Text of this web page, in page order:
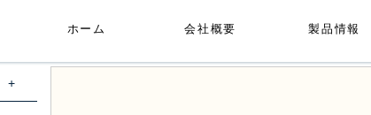
ホーム 会社概要 製品情報